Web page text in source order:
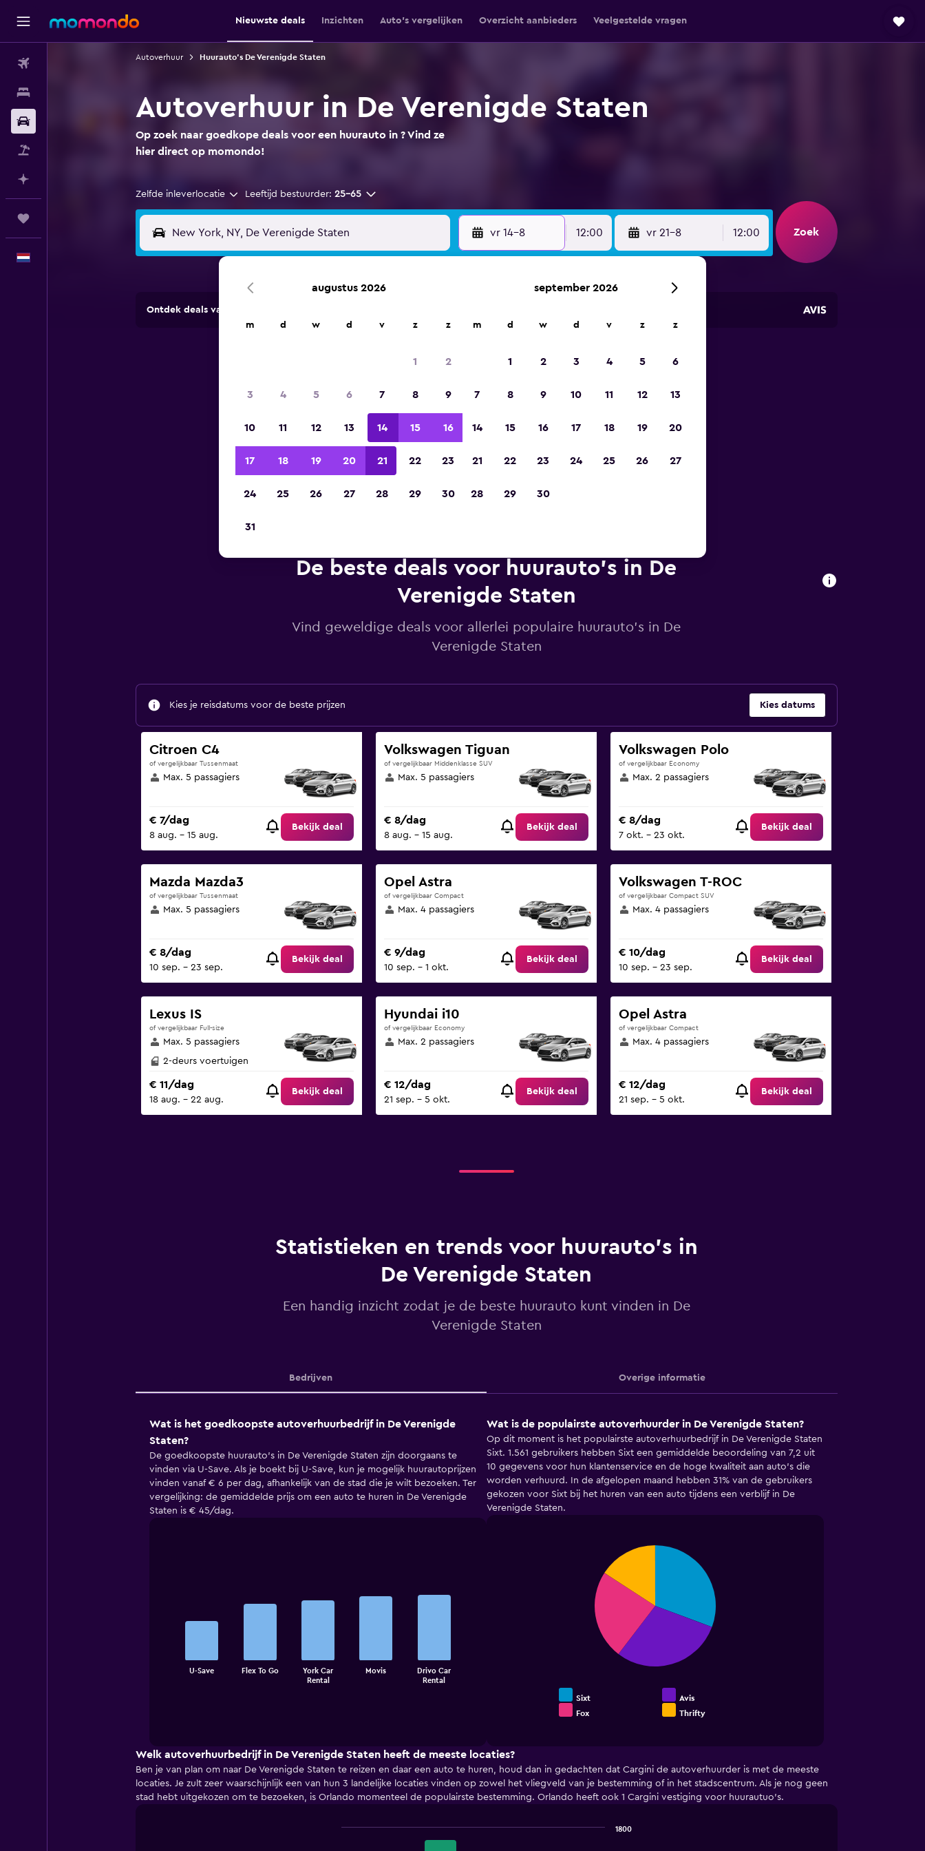
Nieuwste deals Inzichten Auto's vergelijken Overzicht aanbieders Veelgestelde vragen
Autoverhuur Huurauto's De Verenigde Staten
Autoverhuur in De Verenigde Staten
Op zoek naar goedkope deals voor een huurauto in ? Vind ze
hier direct op momondo!
Zelfde inleverlocatie Leeftijd bestuurder: 25-65
vr 14-8 12:00 vr 21-8 12:00 Zoek
Ontdek deals van verhuurbedrijven op meer dan 70.000 locaties met momondo.
app 2023
De beste deals voor huurauto's in De
Verenigde Staten
Vind geweldige deals voor allerlei populaire huurauto's in De
Verenigde Staten
Kies je reisdatums voor de beste prijzen Kies datums
Citroen C4
of vergelijkbaar Tussenmaat
Max. 5 passagiers
€ 7/dag
8 aug. - 15 aug.
Bekijk deal
Volkswagen Tiguan
of vergelijkbaar Middenklasse SUV
Max. 5 passagiers
€ 8/dag
8 aug. - 15 aug.
Bekijk deal
Volkswagen Polo
of vergelijkbaar Economy
Max. 2 passagiers
€ 8/dag
7 okt. - 23 okt.
Bekijk deal
Mazda Mazda3
of vergelijkbaar Tussenmaat
Max. 5 passagiers
€ 8/dag
10 sep. - 23 sep.
Bekijk deal
Opel Astra
of vergelijkbaar Compact
Max. 4 passagiers
€ 9/dag
10 sep. - 1 okt.
Bekijk deal
Volkswagen T-ROC
of vergelijkbaar Compact SUV
Max. 4 passagiers
€ 10/dag
10 sep. - 23 sep.
Bekijk deal
Lexus IS
of vergelijkbaar Full-size
Max. 5 passagiers
2-deurs voertuigen
€ 11/dag
18 aug. - 22 aug.
Bekijk deal
Hyundai i10
of vergelijkbaar Economy
Max. 2 passagiers
€ 12/dag
21 sep. - 5 okt.
Bekijk deal
Opel Astra
of vergelijkbaar Compact
Max. 4 passagiers
€ 12/dag
21 sep. - 5 okt.
Bekijk deal
Statistieken en trends voor huurauto's in
De Verenigde Staten
Een handig inzicht zodat je de beste huurauto kunt vinden in De
Verenigde Staten
Bedrijven Overige informatie
Wat is het goedkoopste autoverhuurbedrijf in De Verenigde
Staten?
De goedkoopste huurauto's in De Verenigde Staten zijn doorgaans te
vinden via U-Save. Als je boekt bij U-Save, kun je mogelijk huurautoprijzen
vinden vanaf € 6 per dag, afhankelijk van de stad die je wilt bezoeken. Ter
vergelijking: de gemiddelde prijs om een auto te huren in De Verenigde
Staten is € 45/dag.
chart
categories.
Range:
5
categories.
U-Save Flex To Go
York Car
Rental
Movis
Drivo Car
Rental
Wat is de populairste autoverhuurder in De Verenigde Staten?
Op dit moment is het populairste autoverhuurbedrijf in De Verenigde Staten
Sixt. 1.561 gebruikers hebben Sixt een gemiddelde beoordeling van 7,2 uit
10 gegevens voor hun klantenservice en de hoge kwaliteit aan auto's die
worden verhuurd. In de afgelopen maand hebben 31% van de gebruikers
gekozen voor Sixt bij het huren van een auto tijdens een verblijf in De
Verenigde Staten.
Sixt
Avis
Fox
Thrifty
Welk autoverhuurbedrijf in De Verenigde Staten heeft de meeste locaties?
Ben je van plan om naar De Verenigde Staten te reizen en daar een auto te huren, houd dan in gedachten dat Cargini de autoverhuurder is met de meeste
locaties. Je zult zeer waarschijnlijk een van hun 3 landelijke locaties vinden op zowel het vliegveld van je bestemming of in het stadscentrum. Als je nog geen
stad hebt uitgekozen om te bezoeken, is Orlando momenteel de populairste bestemming. Orlando heeft ook 1 Cargini vestiging voor huurautuo's.
1800
augustus 2026
m d w d v z z
1 2
3 4 5 6 7 8 9
10 11 12 13 14 15 16
17 18 19 20 21 22 23
24 25 26 27 28 29 30
31
september 2026
m d w d v z z
1 2 3 4 5 6
7 8 9 10 11 12 13
14 15 16 17 18 19 20
21 22 23 24 25 26 27
28 29 30